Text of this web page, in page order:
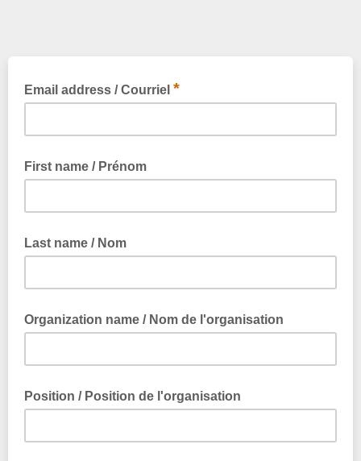
Email address / Courriel *
First name / Prénom
Last name / Nom
Organization name / Nom de l'organisation
Position / Position de l'organisation